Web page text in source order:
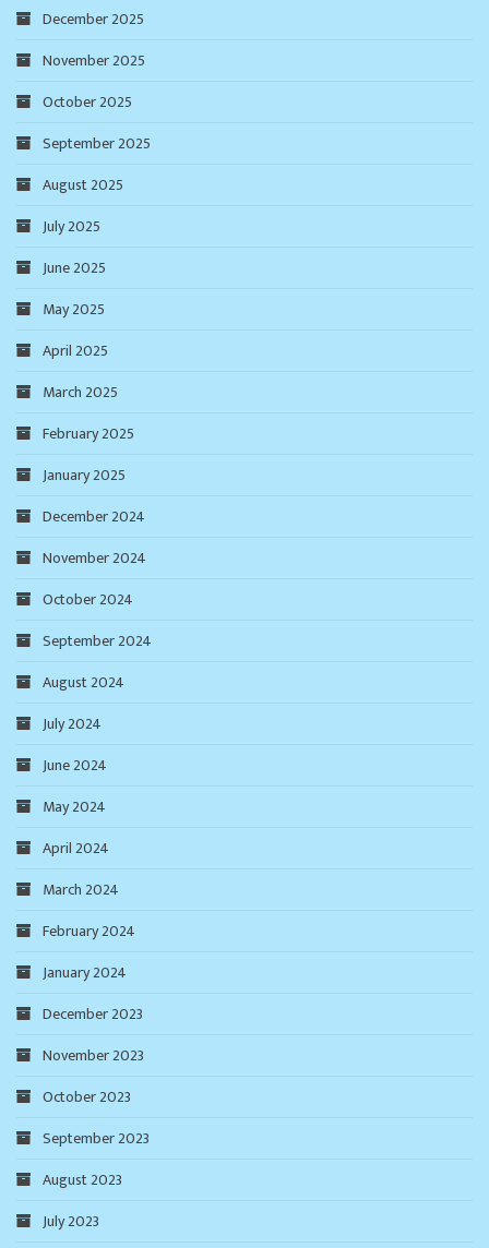
December 2025
November 2025
October 2025
September 2025
August 2025
July 2025
June 2025
May 2025
April 2025
March 2025
February 2025
January 2025
December 2024
November 2024
October 2024
September 2024
August 2024
July 2024
June 2024
May 2024
April 2024
March 2024
February 2024
January 2024
December 2023
November 2023
October 2023
September 2023
August 2023
July 2023